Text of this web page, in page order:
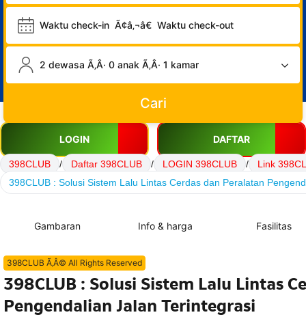
Waktu check-in Ã¢â‚¬â€ Waktu check-out
2 dewasa Ã‚Â· 0 anak Ã‚Â· 1 kamar
Cari
LOGIN DAFTAR
398CLUB / Daftar 398CLUB / LOGIN 398CLUB /
Link
398CLUB : Solusi Sistem Lalu Lintas Cerdas dan Peralatan
Gambaran Info & harga Fasilitas
398CLUB Ã‚Â© All Rights Reserved
398CLUB : Solusi Sistem Lalu Lintas
Pengendalian Jalan Terintegrasi